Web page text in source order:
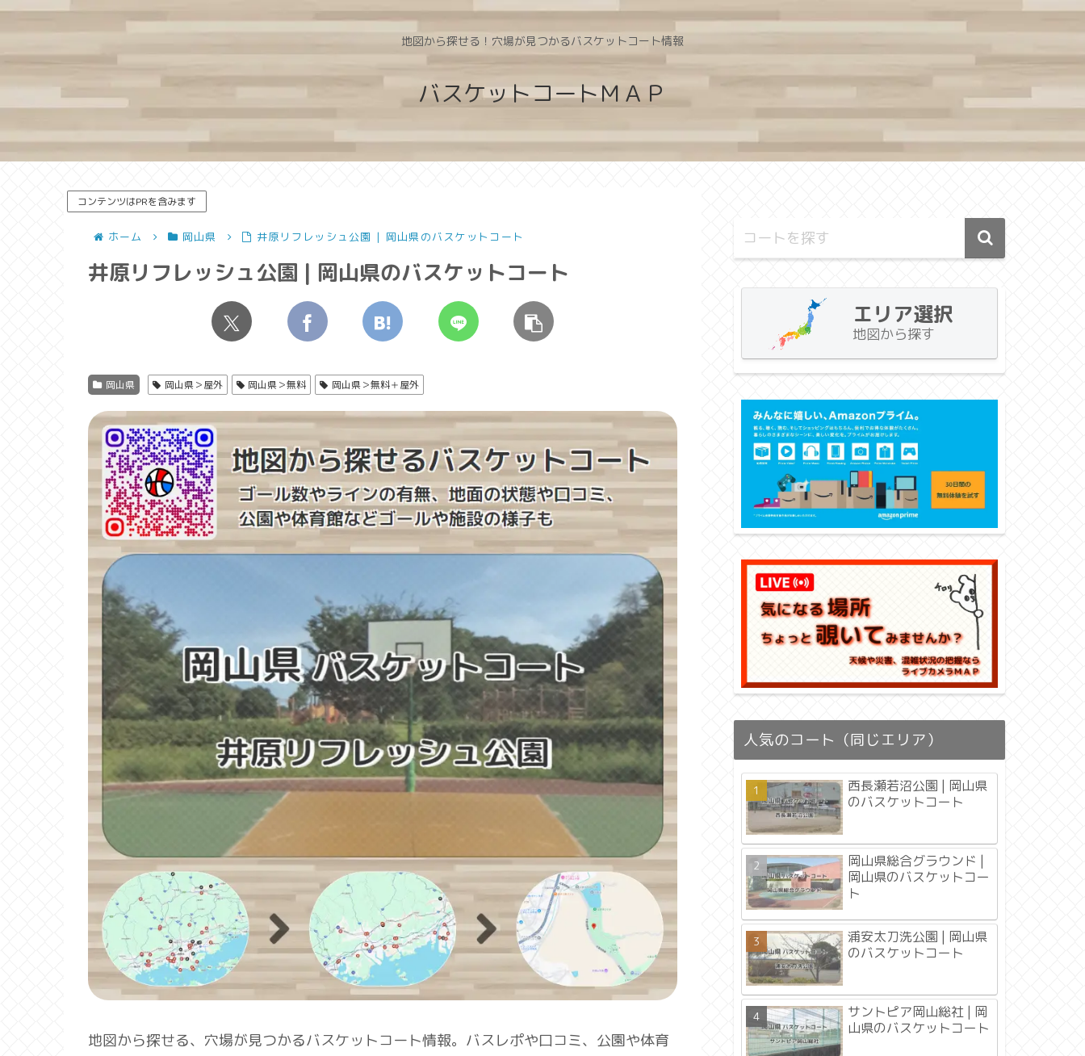
地図から探せる！穴場が見つかるバスケットコート情報
バスケットコートＭＡＰ
コンテンツはPRを含みます
ホーム 岡山県 井原リフレッシュ公園 | 岡山県のバスケットコート
井原リフレッシュ公園 | 岡山県のバスケットコート
岡山県 岡山県＞屋外 岡山県＞無料 岡山県＞無料＋屋外
地図から探せる、穴場が見つかるバスケットコート情報。バスレポや口コミ、公園や体育
エリア選択
地図から探す
人気のコート（同じエリア）
西長瀬若沼公園 | 岡山県
のバスケットコート
岡山県総合グラウンド |
岡山県のバスケットコー
ト
浦安太刀洗公園 | 岡山県
のバスケットコート
サントピア岡山総社 | 岡
山県のバスケットコート